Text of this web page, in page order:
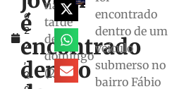
o
2
2
,
2
é
encontrado
dentro
na
tarde
deste
domingo
(21/7)
encontrado
dentro de um
veículo
submerso no
bairro Fábio